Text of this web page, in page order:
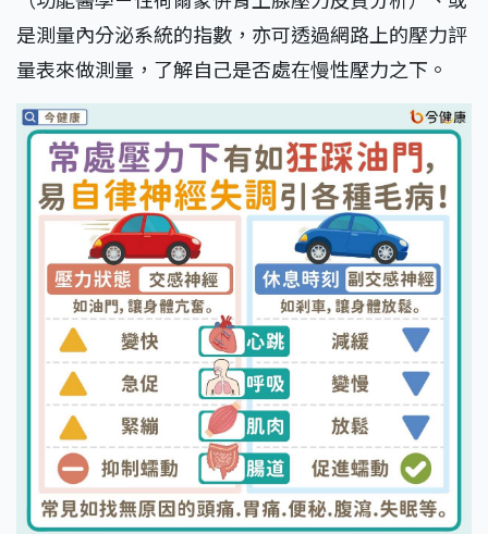
是測量內分泌系統的指數，亦可透過網路上的壓力評
量表來做測量，了解自己是否處在慢性壓力之下。